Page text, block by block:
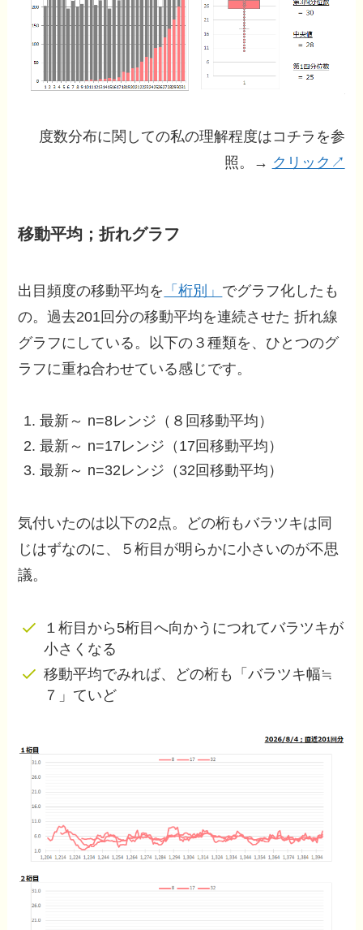
度数分布に関しての私の理解程度はコチラを参
照。→ クリック↗
移動平均；折れグラフ
出目頻度の移動平均を 「桁別」 でグラフ化したも
の。過去201回分の移動平均を連続させた 折れ線
グラフにしている。以下の３種類を、ひとつのグ
ラフに重ね合わせている感じです。
最新～ n=8レンジ（８回移動平均）
最新～ n=17レンジ（17回移動平均）
最新～ n=32レンジ（32回移動平均）
気付いたのは以下の2点。どの桁もバラツキは同
じはずなのに、５桁目が明らかに小さいのが不思
議。
１桁目から5桁目へ向かうにつれてバラツキが
小さくなる
移動平均でみれば、どの桁も「バラツキ幅≒
７」ていど